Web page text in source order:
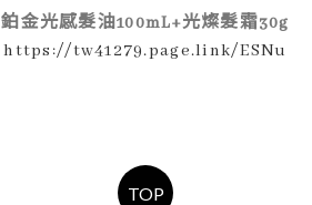
鉑金光感髮油100mL+光燦髮霜30g
https://tw41279.page.link/ESNu
TOP